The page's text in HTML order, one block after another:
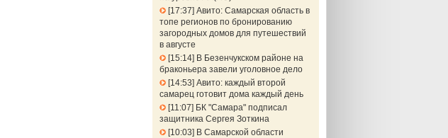
17:37 Авито: Самарская область в
топе регионов по бронированию
загородных домов для путешествий
в августе
15:14 В Безенчукском районе на
браконьера завели уголовное дело
14:53 Авито: каждый второй
самарец готовит дома каждый день
11:07
БК "Самара" подписал
защитника Сергея Зоткина
10:03
В Самарской области